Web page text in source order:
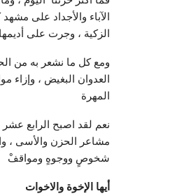
الآباء والأجداد على
الزكية ، وجرت على
ومع كل ما نشعر به من
العدوان البغيض ،
المهرة
نعم لقد اصبح الرابع
مشاعر الحزن والأسى ،
شخوصٍ ووجوهٍ ومواقفْ
أيها الإخوة والاخوات